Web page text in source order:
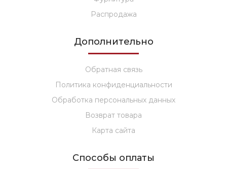
Распродажа
Дополнительно
Обратная связь
Политика конфиденциальности
Обработка персональных данных
Возврат товара
Карта сайта
Способы оплаты